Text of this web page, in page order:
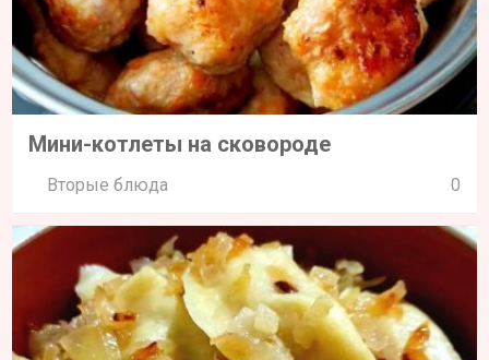
Мини-котлеты на сковороде
Вторые блюда 0